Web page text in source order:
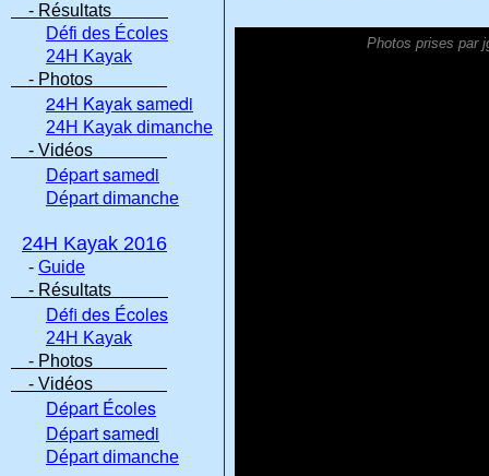
Photos prises par
- Résultats
Défi des Écoles
24H Kayak
- Photos
24H Kayak samedi
24H Kayak dimanche
- Vidéos
Départ samedi
Départ dimanche
24H Kayak 2016
- Guide
- Résultats
Défi des Écoles
24H Kayak
- Photos
- Vidéos
Départ Écoles
Départ samedi
Départ dimanche